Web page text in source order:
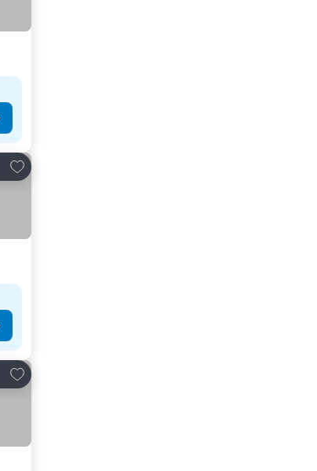
Adicionar aos favoritos
Adicionar aos favoritos